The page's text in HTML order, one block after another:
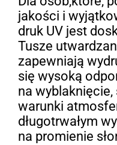
jakości i
druk UV jest
Tusze
zapewniają
się wysoką
na
warunki
długotrwałym
na promienie